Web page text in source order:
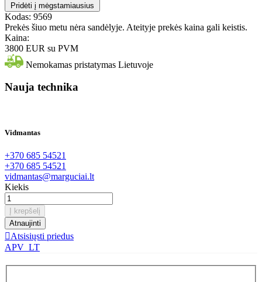
Pridėti į mėgstamiausius
Kodas: 9569
Prekės šiuo metu nėra sandėlyje. Ateityje prekės kaina gali keistis.
Kaina:
3800 EUR su PVM
Nemokamas pristatymas Lietuvoje
Nauja technika
Vidmantas
+370 685 54521
+370 685 54521
vidmantas@marguciai.lt
Kiekis
Į krepšelį
Atsisiųsti priedus
APV_LT